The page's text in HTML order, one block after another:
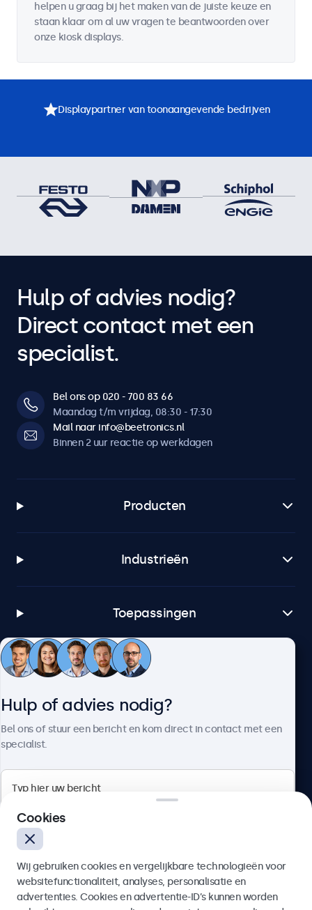
helpen u graag bij het maken van de juiste keuze en
staan klaar om al uw vragen te beantwoorden over
onze kiosk displays.
Displaypartner van toonaangevende bedrijven
Hulp of advies nodig?
Direct contact met een
specialist.
Bel ons op 020 - 700 83 66
Maandag t/m vrijdag, 08:30 - 17:30
Mail naar info@beetronics.nl
Binnen 2 uur reactie op werkdagen
Producten
Industrieën
Toepassingen
Klantenservice
4.8/5 door 5000+ bedrijven
Nederlands
Hulp of advies nodig?
Bel ons of stuur een bericht en kom direct in contact met een
specialist.
Cookies
Wij gebruiken cookies en vergelijkbare technologieën voor
websitefunctionaliteit, analyses, personalisatie en
advertenties. Cookies en advertentie-ID’s kunnen worden